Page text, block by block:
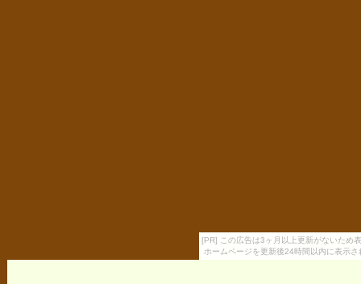
[PR] この広告は3ヶ月以上更新がないため
ホームページを更新後24時間以内に表示